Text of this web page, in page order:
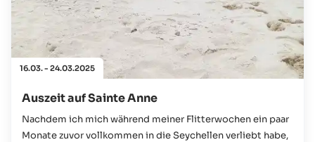
16.03. - 24.03.2025
Auszeit auf Sainte Anne
Nachdem ich mich während meiner Flitterwochen ein paar
Monate zuvor vollkommen in die Seychellen verliebt habe,